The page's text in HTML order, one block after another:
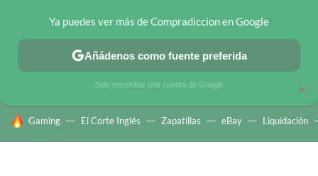
CHOLLOS TELEGRAM OFERTAS EN MÓVILES OFERTAS EN
HOY SE HABLA DE
Gaming El Corte Inglés Zapatillas eBay Liquidación
×
Ya puedes ver más de Compradiccion en Google
Añádenos como fuente preferida
Solo necesitas una cuenta de Google